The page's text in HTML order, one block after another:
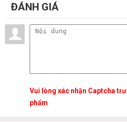
ĐÁNH GIÁ
Vui lòng xác nhận Captcha
phẩm